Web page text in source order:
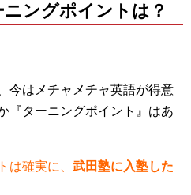
ングポイントは？
はメチャメチャ英語が得意
『ターニングポイント』はあ
確実に、 武田塾に入塾した